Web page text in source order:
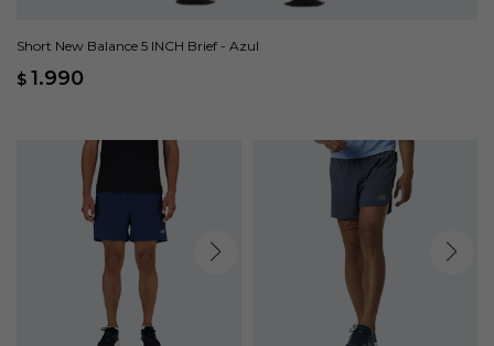
Short New Balance 5 INCH Brief - Azul
$ 1.990